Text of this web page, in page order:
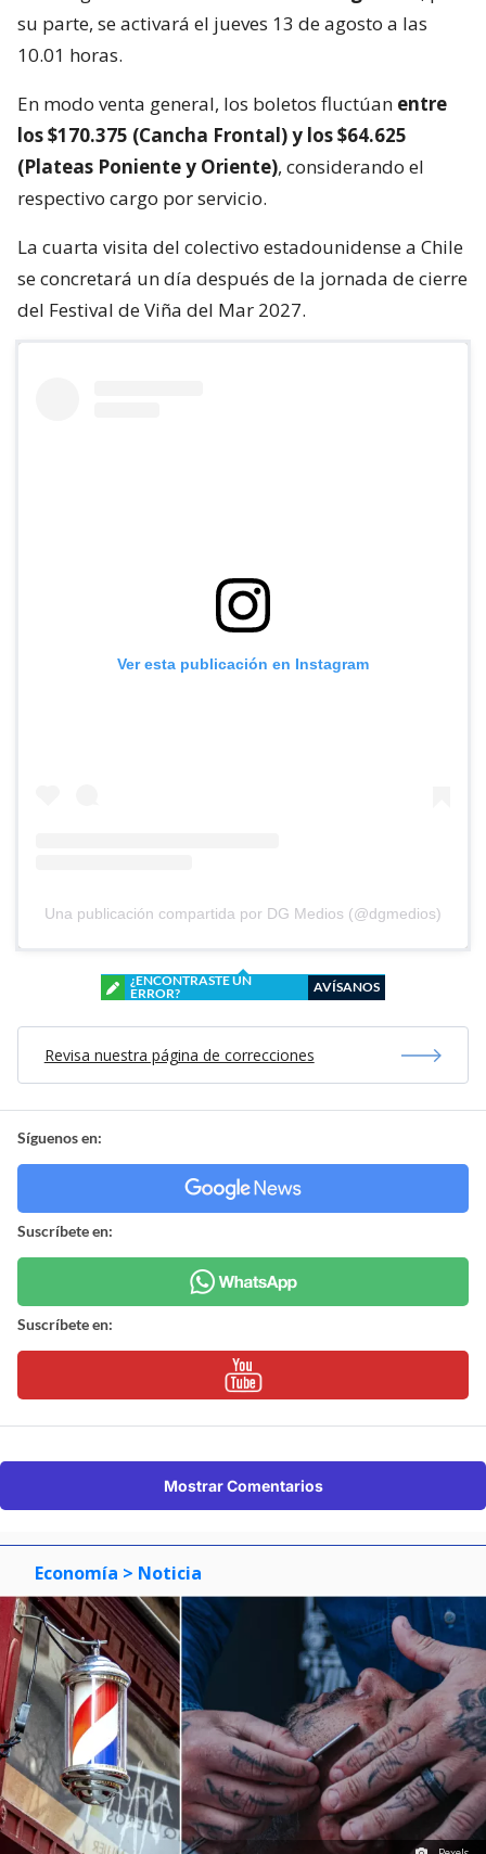
su parte, se activará el jueves 13 de agosto a las
10.01 horas.
En modo venta general, los boletos fluctúan entre
los $170.375 (Cancha Frontal) y los $64.625
(Plateas Poniente y Oriente), considerando el
respectivo cargo por servicio.
La cuarta visita del colectivo estadounidense a Chile
se concretará un día después de la jornada de cierre
del Festival de Viña del Mar 2027.
Ver esta publicación en Instagram
Una publicación compartida por DG Medios (@dgmedios)
¿ENCONTRASTE UN
ERROR?
AVÍSANOS
Revisa nuestra página de correcciones
Síguenos en:
Suscríbete en:
Suscríbete en:
Mostrar Comentarios
Economía > Noticia